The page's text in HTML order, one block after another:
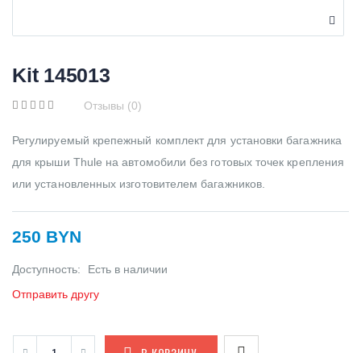
Kit 145013
Отзывы (0)
Регулируемый крепежный комплект для установки багажника
для крыши Thule на автомобили без готовых точек крепления
или установленных изготовителем багажников.
250 BYN
Доступность:
Есть в наличии
Отправить другу